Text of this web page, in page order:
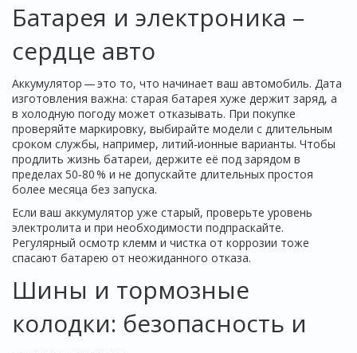
Батарея и электроника –
сердце авто
Аккумулятор — это то, что начинает ваш автомобиль. Дата
изготовления важна: старая батарея хуже держит заряд, а
в холодную погоду может отказывать. При покупке
проверяйте маркировку, выбирайте модели с длительным
сроком службы, например, литий‑ионные варианты. Чтобы
продлить жизнь батареи, держите её под зарядом в
пределах 50‑80 % и не допускайте длительных простоя
более месяца без запуска.
Если ваш аккумулятор уже старый, проверьте уровень
электролита и при необходимости подпраскайте.
Регулярный осмотр клемм и чистка от коррозии тоже
спасают батарею от неожиданного отказа.
Шины и тормозные
колодки: безопасность и